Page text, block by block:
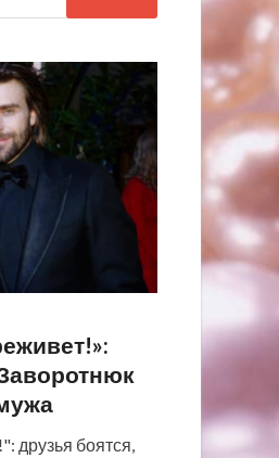
друзья боятся,